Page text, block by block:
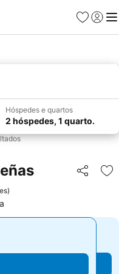
Favoritos
Iniciar
Hóspedes e quartos
2 hóspedes, 1 quarto.
Partilhar
)